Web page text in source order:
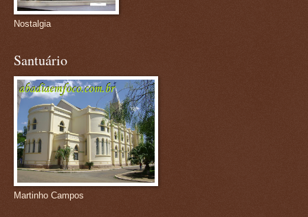
Nostalgia
Santuário
Martinho Campos